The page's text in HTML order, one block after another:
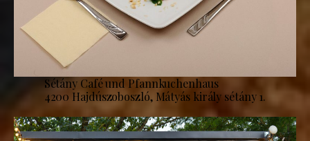
Sétány Café und Pfannkuchenhaus
4200 Hajdúszoboszló, Mátyás király sétány 1.